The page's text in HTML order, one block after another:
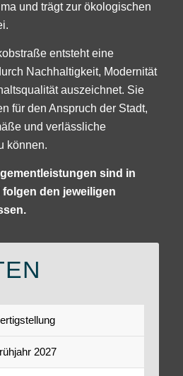
und trägt zur ökologischen
entsteht eine
Nachhaltigkeit, Modernität
auszeichnet. Sie
für den Anspruch der Stadt,
und verlässliche
können.
sind in
den jeweiligen
2027